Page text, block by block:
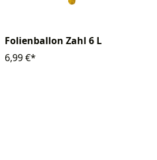
Folienballon Zahl 6 L
6,99 €*